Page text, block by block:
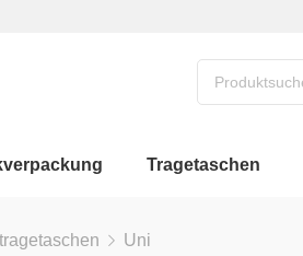
Tragetaschen
Uni